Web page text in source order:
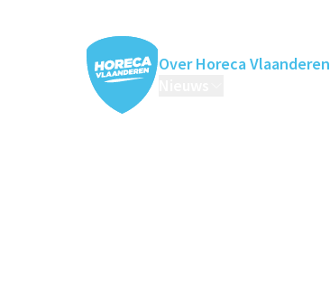
Over Horeca Vlaanderen